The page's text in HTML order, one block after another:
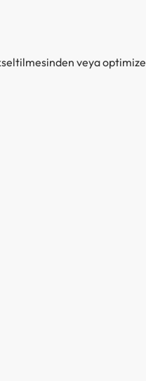
veya optimize